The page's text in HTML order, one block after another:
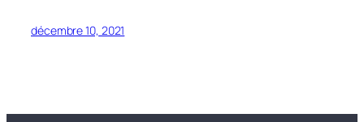
décembre 10, 2021